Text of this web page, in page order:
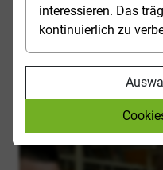
interessieren. Das
kontinuierlich zu
Phasen deines
AGENTUREN